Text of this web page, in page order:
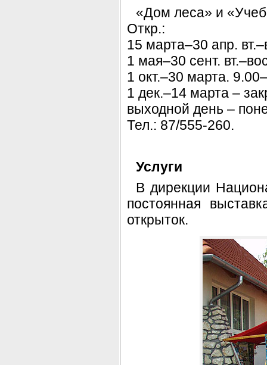
«Дом леса» и
Откр.:
15 марта–30 апр.
1 мая–30 сент.
1 окт.–30 марта.
1 дек.–14 марта –
выходной день –
Тел.: 87/555-260.
Услуги
В дирекции
постоянная
открыток.